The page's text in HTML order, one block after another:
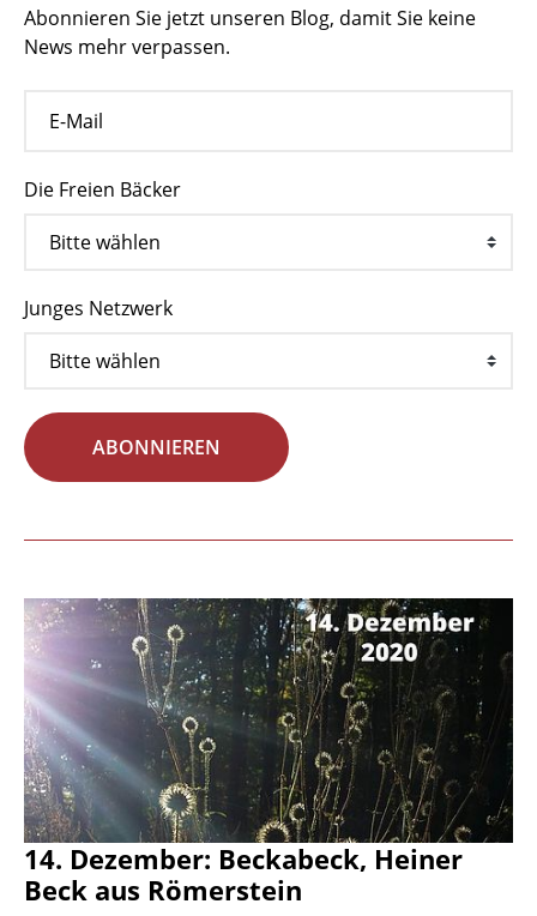
Abonnieren Sie jetzt unseren Blog, damit Sie keine
News mehr verpassen.
Die Freien Bäcker
Junges Netzwerk
ABONNIEREN
14. Dezember: Beckabeck, Heiner
Beck aus Römerstein